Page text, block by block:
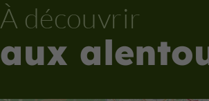
À découvrir
aux